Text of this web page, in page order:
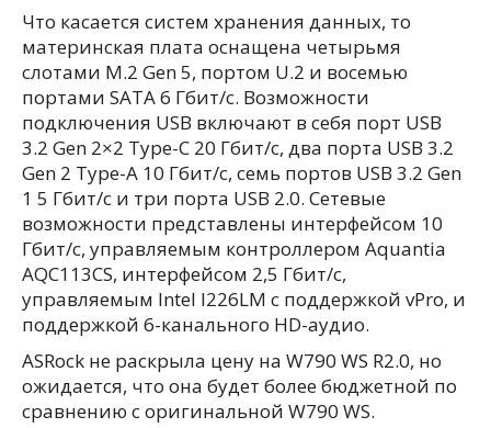
Что касается систем хранения данных, то
материнская плата оснащена четырьмя
слотами M.2 Gen 5, портом U.2 и восемью
портами SATA 6 Гбит/с. Возможности
подключения USB включают в себя порт USB
3.2 Gen 2×2 Type-C 20 Гбит/с, два порта USB 3.2
Gen 2 Type-A 10 Гбит/с, семь портов USB 3.2 Gen
1 5 Гбит/с и три порта USB 2.0. Сетевые
возможности представлены интерфейсом 10
Гбит/с, управляемым контроллером Aquantia
AQC113CS, интерфейсом 2,5 Гбит/с,
управляемым Intel I226LM с поддержкой vPro, и
поддержкой 6-канального HD-аудио.
ASRock не раскрыла цену на W790 WS R2.0, но
ожидается, что она будет более бюджетной по
сравнению с оригинальной W790 WS.